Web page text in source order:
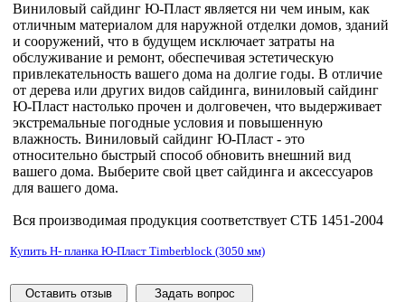
Виниловый сайдинг Ю-Пласт является ни чем иным, как
отличным материалом для наружной отделки домов, зданий
и сооружений, что в будущем исключает затраты на
обслуживание и ремонт, обеспечивая эстетическую
привлекательность вашего дома на долгие годы. В отличие
от дерева или других видов сайдинга, виниловый сайдинг
Ю-Пласт настолько прочен и долговечен, что выдерживает
экстремальные погодные условия и повышенную
влажность. Виниловый сайдинг Ю-Пласт - это
относительно быстрый способ обновить внешний вид
вашего дома. Выберите свой цвет сайдинга и аксессуаров
для вашего дома.
Вся производимая продукция соответствует СТБ 1451-2004
Купить H- планка Ю-Пласт Timberblock (3050 мм)
Оставить отзыв Задать вопрос